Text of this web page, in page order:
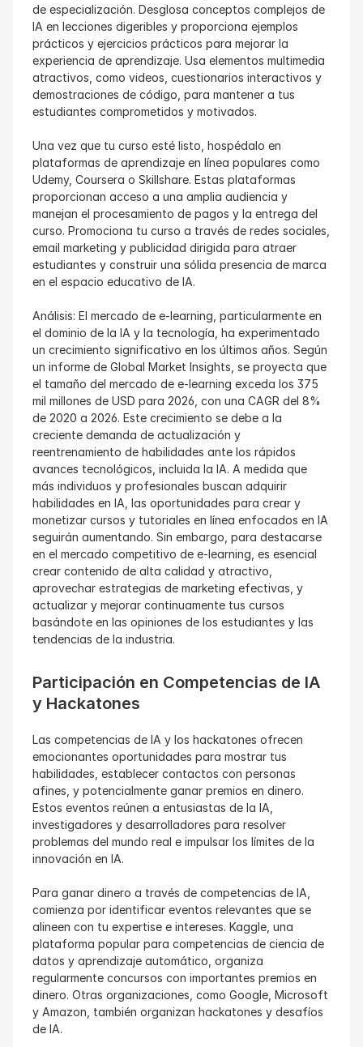
de especialización. Desglosa conceptos complejos de
IA en lecciones digeribles y proporciona ejemplos
prácticos y ejercicios prácticos para mejorar la
experiencia de aprendizaje. Usa elementos multimedia
atractivos, como videos, cuestionarios interactivos y
demostraciones de código, para mantener a tus
estudiantes comprometidos y motivados.
Una vez que tu curso esté listo, hospédalo en
plataformas de aprendizaje en línea populares como
Udemy, Coursera o Skillshare. Estas plataformas
proporcionan acceso a una amplia audiencia y
manejan el procesamiento de pagos y la entrega del
curso. Promociona tu curso a través de redes sociales,
email marketing y publicidad dirigida para atraer
estudiantes y construir una sólida presencia de marca
en el espacio educativo de IA.
Análisis: El mercado de e-learning, particularmente en
el dominio de la IA y la tecnología, ha experimentado
un crecimiento significativo en los últimos años. Según
un informe de Global Market Insights, se proyecta que
el tamaño del mercado de e-learning exceda los 375
mil millones de USD para 2026, con una CAGR del 8%
de 2020 a 2026. Este crecimiento se debe a la
creciente demanda de actualización y
reentrenamiento de habilidades ante los rápidos
avances tecnológicos, incluida la IA. A medida que
más individuos y profesionales buscan adquirir
habilidades en IA, las oportunidades para crear y
monetizar cursos y tutoriales en línea enfocados en IA
seguirán aumentando. Sin embargo, para destacarse
en el mercado competitivo de e-learning, es esencial
crear contenido de alta calidad y atractivo,
aprovechar estrategias de marketing efectivas, y
actualizar y mejorar continuamente tus cursos
basándote en las opiniones de los estudiantes y las
tendencias de la industria.
Participación en Competencias de IA
y Hackatones
Las competencias de IA y los hackatones ofrecen
emocionantes oportunidades para mostrar tus
habilidades, establecer contactos con personas
afines, y potencialmente ganar premios en dinero.
Estos eventos reúnen a entusiastas de la IA,
investigadores y desarrolladores para resolver
problemas del mundo real e impulsar los límites de la
innovación en IA.
Para ganar dinero a través de competencias de IA,
comienza por identificar eventos relevantes que se
alineen con tu expertise e intereses. Kaggle, una
plataforma popular para competencias de ciencia de
datos y aprendizaje automático, organiza
regularmente concursos con importantes premios en
dinero. Otras organizaciones, como Google, Microsoft
y Amazon, también organizan hackatones y desafíos
de IA.